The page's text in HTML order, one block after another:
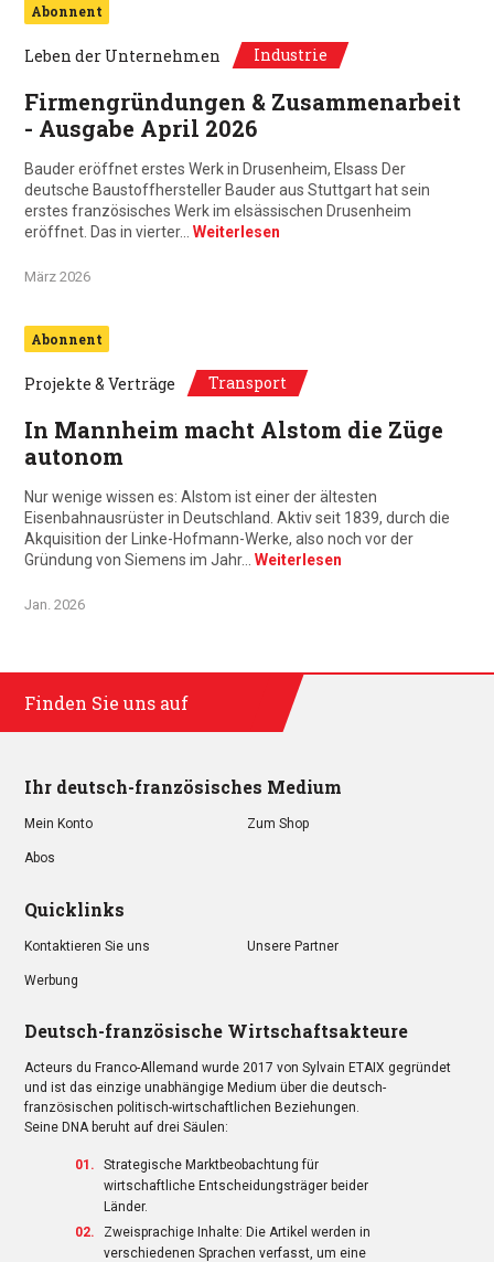
Abonnent
Leben der Unternehmen Industrie
Firmengründungen & Zusammenarbeit
- Ausgabe April 2026
Bauder eröffnet erstes Werk in Drusenheim, Elsass Der
deutsche Baustoffhersteller Bauder aus Stuttgart hat sein
erstes französisches Werk im elsässischen Drusenheim
eröffnet. Das in vierter… Weiterlesen
März 2026
Abonnent
Projekte & Verträge Transport
In Mannheim macht Alstom die Züge
autonom
Nur wenige wissen es: Alstom ist einer der ältesten
Eisenbahnausrüster in Deutschland. Aktiv seit 1839, durch die
Akquisition der Linke-Hofmann-Werke, also noch vor der
Gründung von Siemens im Jahr… Weiterlesen
Jan. 2026
Finden Sie uns auf
Ihr deutsch-französisches Medium
Mein Konto Zum Shop
Abos
Quicklinks
Kontaktieren Sie uns Unsere Partner
Werbung
Deutsch-französische Wirtschaftsakteure
Acteurs du Franco-Allemand wurde 2017 von Sylvain ETAIX gegründet
und ist das einzige unabhängige Medium über die deutsch-
französischen politisch-wirtschaftlichen Beziehungen.
Seine DNA beruht auf drei Säulen:
Strategische Marktbeobachtung für
wirtschaftliche Entscheidungsträger beider
Länder.
Zweisprachige Inhalte: Die Artikel werden in
verschiedenen Sprachen verfasst, um eine